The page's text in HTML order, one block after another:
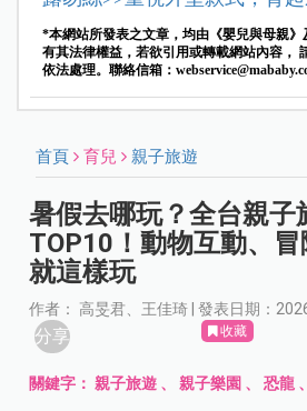
*本網站所發表之文章，均由《嬰兒與母親
有其法律權益，若欲引用或轉載網站內容，
依法處理。聯絡信箱：
首頁 育兒 親子旅遊
暑假去哪玩？全台親子
TOP10！動物互動、
就這樣玩
作者： 高旻君、王佳琦 | 發表日期：
分享 收藏
關鍵字：親子旅遊 、 親子樂園 、 恐龍